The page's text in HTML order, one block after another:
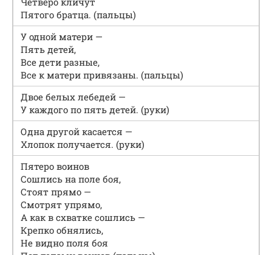
Пятого братца. (пальцы)
У одной матери —
Пять детей,
Все дети разные,
Все к матери привязаны. (пальцы)
Двое белых лебедей —
У каждого по пять детей. (руки)
Одна другой касается —
Хлопок получается. (руки)
Пятеро воинов
Сошлись на поле боя,
Стоят прямо —
Смотрят упрямо,
А как в схватке сошлись —
Крепко обнялись,
Не видно поля боя